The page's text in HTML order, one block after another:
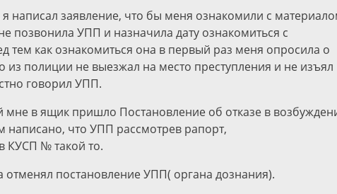
написал заявление, что бы меня ознакомили с
позвонила УПП и назначила дату ознакомиться с
тем как ознакомиться она в первый раз меня опросила о
из полиции не выезжал на место преступления и не изъял
говорил УПП.
мне в ящик пришло Постановление об отказе в
написано, что УПП рассмотрев рапорт,
КУСП № такой то.
отменял постановление УПП( органа дознания).